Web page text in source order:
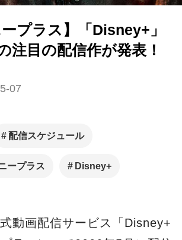
ープラス】「Disney+」
注目の配信作が発表！
07
配信スケジュール
ープラス Disney+
動画配信サービス「 Disney+